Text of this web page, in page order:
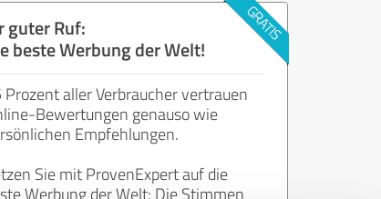
guter Ruf:
beste Werbung der Welt!
Prozent aller Verbraucher vertrauen
Bewertungen genauso wie
Empfehlungen.
Sie mit ProvenExpert auf die
Werbung der Welt: Die Stimmen